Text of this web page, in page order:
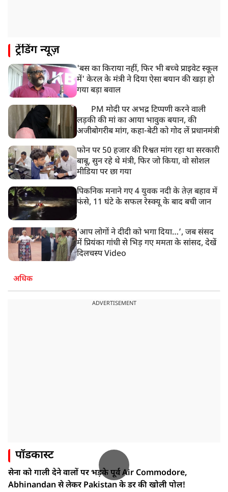
ट्रेंडिंग न्यूज़
'बस का किराया नहीं, फिर भी बच्चे प्राइवेट स्कूल
में' केरल के मंत्री ने दिया ऐसा बयान की खड़ा हो
गया बड़ा बवाल
PM मोदी पर अभद्र टिप्पणी करने वाली
लड़की की मां का आया भावुक बयान, की
अजीबोगरीब मांग, कहा-बेटी को गोद लें प्रधानमंत्री
फोन पर 50 हजार की रिश्वत मांग रहा था सरकारी
बाबू, सुन रहे थे मंत्री, फिर जो किया, वो सोशल
मीडिया पर छा गया
पिकनिक मनाने गए 4 युवक नदी के तेज़ बहाव में
फंसे, 11 घंटे के सफल रेस्क्यू के बाद बची जान
‘आप लोगों ने दीदी को भगा दिया…’, जब संसद
में प्रियंका गांधी से भिड़ गए ममता के सांसद, देखें
दिलचस्प Video
अधिक
ADVERTISEMENT
पॉडकास्ट
सेना को गाली देने वालों पर भड़के पूर्व Air Commodore,
Abhinandan से लेकर Pakistan के डर की खोली पोल!